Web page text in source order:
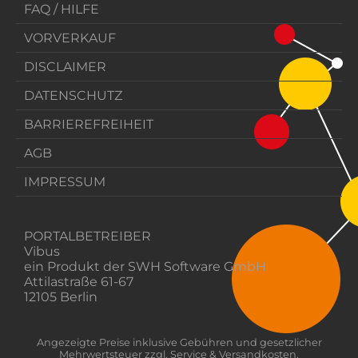
FAQ / HILFE
VORVERKAUF
DISCLAIMER
DATENSCHUTZ
BARRIEREFREIHEIT
AGB
IMPRESSUM
PORTALBETREIBER
Vibus
ein Produkt der SWH Software GmbH
Attilastraße 61-67
12105 Berlin
Angezeigte Preise inklusive Gebühren und gesetzlicher
Mehrwertsteuer zzgl. Service & Versandkosten.